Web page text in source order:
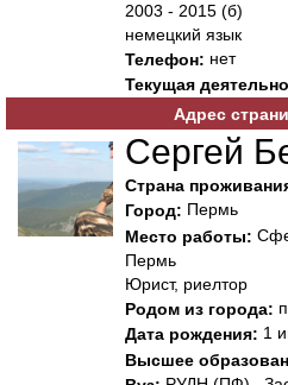
2003 - 2015 (б)
немецкий язык
Телефон: нет
Текущая
Адрес
Сергей
Страна
Город: Пермь
Место работы:
Пермь
Юрист, риелтор
Родом из города:
Дата рождения: 1
Высшее